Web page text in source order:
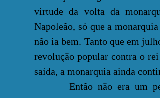
virtude da volta da
Napoleão, só que a
não ia bem. Tanto que em
revolução popular contra o
saída, a monarquia ainda
Então não era um